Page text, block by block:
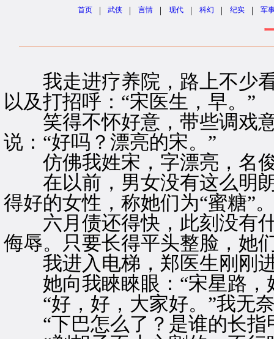
首页 | 武侠 | 言情 | 现代 | 科幻 | 纪实 | 军
我走进疗养院，路上不少看
以及打招呼：“宋医生，早。”
笑得不怀好意，带些调戏意
说：“好吗？漂亮的宋。”
仿佛我姓宋，字漂亮，名
在以前，男女没有这么明朗
得好的女性，称她们为“蜜糖”
六月债还得快，此刻没有什
侮辱。只要长得平头整脸，她
我进入电梯，郑医生刚刚
她向我睞睞眼：“宋星路，
“好，好，大家好。”我无
“下巴怎么了？是谁的长指